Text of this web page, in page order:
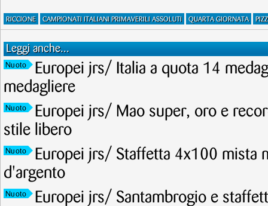
RICCIONE CAMPIONATI ITALIANI PRIMAVERILI ASSOLUTI QUARTA GIORNATA
Leggi anche...
Nuoto
Europei jrs/ Italia a quota 14
medagliere
Nuoto
Europei jrs/ Mao super, oro e
stile libero
Nuoto
Europei jrs/ Staffetta 4x100 mista
d'argento
Nuoto Europei jrs/ Santambrogio e